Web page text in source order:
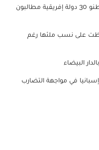
تأشيرة الدخول للولايات المتحدة: مواطنو 30 دولة إفريقية مطالبون
على نسب ملئها رغم
البيضاء
في مواجهة التضارب